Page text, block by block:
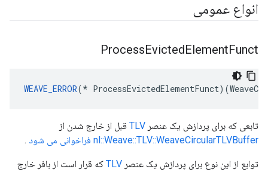
انواع عمومی
ProcessEvictedElementFunct
WEAVE_ERROR(*
تابعی که برای پردازش یک عنصر TLV قبل از خارج شدن از
nl::Weave::TLV::WeaveCircularTLVBuffer فراخوانی می شود
.
توابع از این نوع برای پردازش یک عنصر TLV که قرار است از بافر خارج